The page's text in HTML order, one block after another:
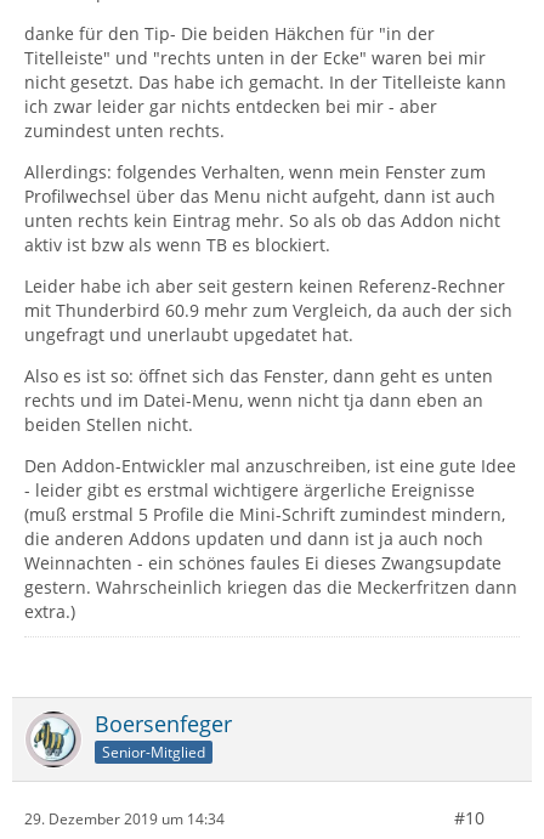
danke für den Tip- Die beiden Häkchen für "in der
Titelleiste" und "rechts unten in der Ecke" waren bei mir
nicht gesetzt. Das habe ich gemacht. In der Titelleiste kann
ich zwar leider gar nichts entdecken bei mir - aber
zumindest unten rechts.
Allerdings: folgendes Verhalten, wenn mein Fenster zum
Profilwechsel über das Menu nicht aufgeht, dann ist auch
unten rechts kein Eintrag mehr. So als ob das Addon nicht
aktiv ist bzw als wenn TB es blockiert.
Leider habe ich aber seit gestern keinen Referenz-Rechner
mit Thunderbird 60.9 mehr zum Vergleich, da auch der sich
ungefragt und unerlaubt upgedatet hat.
Also es ist so: öffnet sich das Fenster, dann geht es unten
rechts und im Datei-Menu, wenn nicht tja dann eben an
beiden Stellen nicht.
Den Addon-Entwickler mal anzuschreiben, ist eine gute Idee
- leider gibt es erstmal wichtigere ärgerliche Ereignisse
(muß erstmal 5 Profile die Mini-Schrift zumindest mindern,
die anderen Addons updaten und dann ist ja auch noch
Weinnachten - ein schönes faules Ei dieses Zwangsupdate
gestern. Wahrscheinlich kriegen das die Meckerfritzen dann
extra.)
Boersenfeger
Senior-Mitglied
29. Dezember 2019 um 14:34 #10